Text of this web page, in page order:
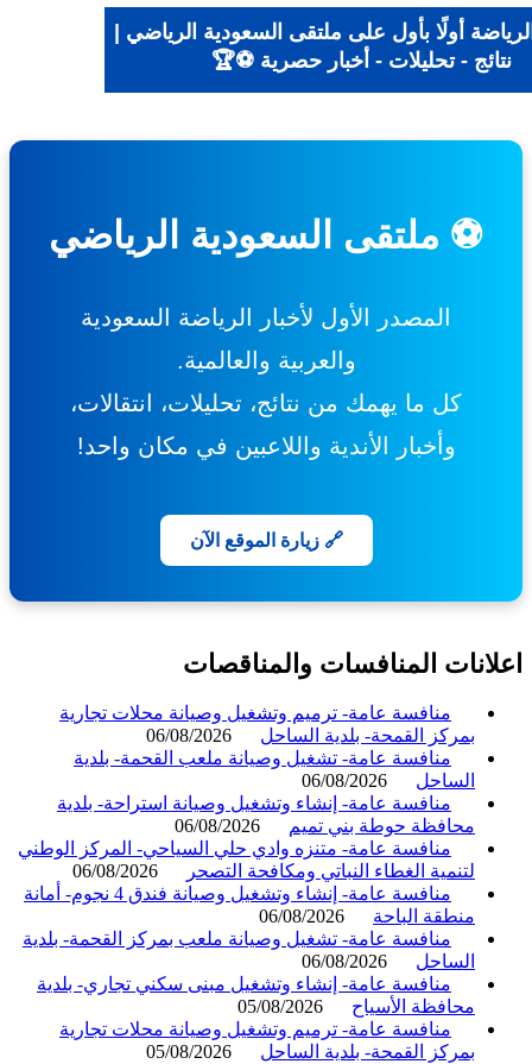
أولًا بأول على ملتقى السعودية الرياضي |
نتائج - تحليلات - أخبار حصرية ⚽🏆
⚽ ملتقى السعودية الرياضي
المصدر الأول لأخبار الرياضة السعودية
والعربية والعالمية.
كل ما يهمك من نتائج، تحليلات، انتقالات،
وأخبار الأندية واللاعبين في مكان واحد!
🔗 زيارة الموقع الآن
المنافسات والمناقصات
منافسة عامة- ترميم وتشغيل وصيانة محلات تجارية
بمركز القمحة- بلدية الساحل
06/08/2026
منافسة عامة- تشغيل وصيانة ملعب القحمة- بلدية
الساحل
06/08/2026
منافسة عامة- إنشاء وتشغيل وصيانة استراحة- بلدية
محافظة حوطة بني تميم
06/08/2026
منافسة عامة- متنزه وادي حلي السياحي- المركز الوطني
لتنمية الغطاء النباتي ومكافحة التصحر
06/08/2026
منافسة عامة- إنشاء وتشغيل وصيانة فندق 4 نجوم- أمانة
منطقة الباحة
06/08/2026
منافسة عامة- تشغيل وصيانة ملعب بمركز القحمة- بلدية
الساحل
06/08/2026
منافسة عامة- إنشاء وتشغيل مبنى سكني تجاري- بلدية
محافظة الأسياح
05/08/2026
منافسة عامة- ترميم وتشغيل وصيانة محلات تجارية
بمركز القمحة- بلدية الساحل
05/08/2026